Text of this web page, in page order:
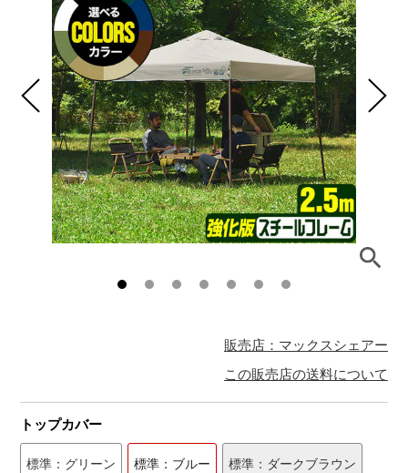
販売店：マックスシェアー
この販売店の送料について
トップカバー
標準：グリーン 標準：ブルー 標準：ダークブラウン